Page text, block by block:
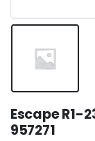
Escape R1-
957271